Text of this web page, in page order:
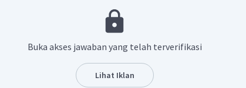
Untuk jumlah atom karbon yang sama, isomer dengan
rantai karbon paling tidak bercabang mempunyai titik didih
rantai karbon bercabang.
Semakin banyak cabang pada rantai karbon, semakin
rendah titik didih dan titik leburnya.
Buka akses jawaban yang telah terverifikasi
Lihat Iklan